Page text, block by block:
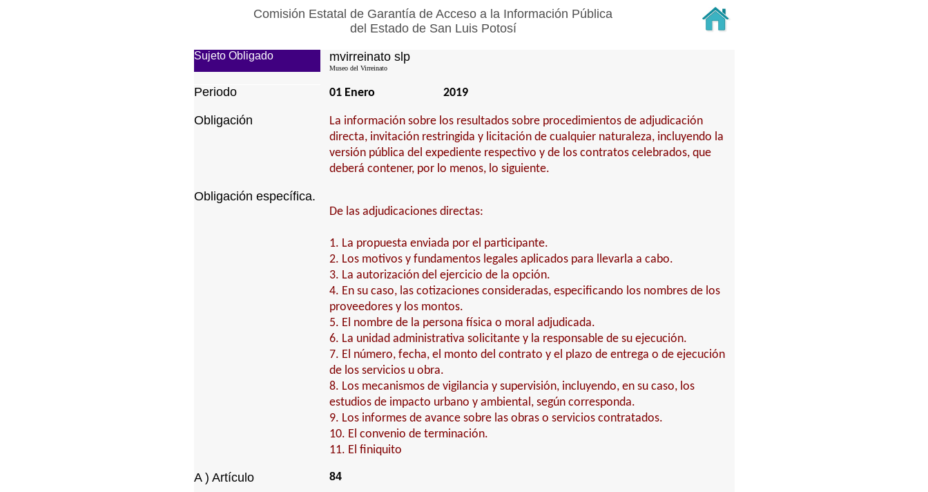
Comisión Estatal de Garantía de Acceso a la Información Pública
del Estado de San Luis Potosí
Sujeto Obligado mvirreinato slp
Museo del Virreinato
Periodo 01 Enero 2019
Obligación
La información sobre los resultados sobre procedimientos de adjudicación
directa, invitación restringida y licitación de cualquier naturaleza, incluyendo la
versión pública del expediente respectivo y de los contratos celebrados, que
deberá contener, por lo menos, lo siguiente.
Obligación específica.
De las adjudicaciones directas:
1. La propuesta enviada por el participante.
2. Los motivos y fundamentos legales aplicados para llevarla a cabo.
3. La autorización del ejercicio de la opción.
4. En su caso, las cotizaciones consideradas, especificando los nombres de los
proveedores y los montos.
5. El nombre de la persona física o moral adjudicada.
6. La unidad administrativa solicitante y la responsable de su ejecución.
7. El número, fecha, el monto del contrato y el plazo de entrega o de ejecución
de los servicios u obra.
8. Los mecanismos de vigilancia y supervisión, incluyendo, en su caso, los
estudios de impacto urbano y ambiental, según corresponda.
9. Los informes de avance sobre las obras o servicios contratados.
10. El convenio de terminación.
11. El finiquito
A ) Artículo 84